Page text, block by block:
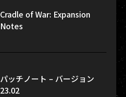
Cradle of War: Expansion
Notes
パッチノート – バージョン
23.02